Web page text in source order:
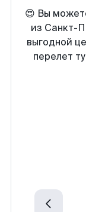
😍 Вы
из Санкт-
выгодной
перелет